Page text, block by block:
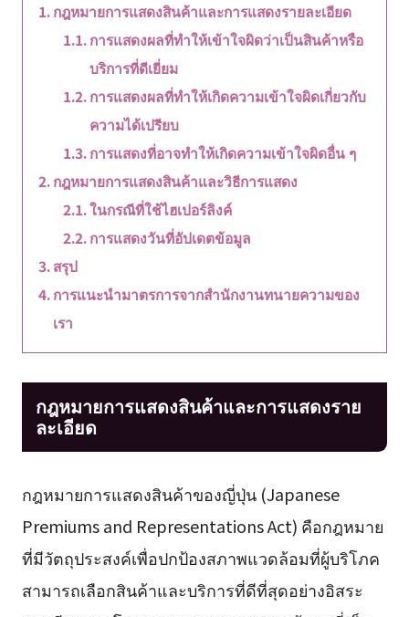
กฎหมายการแสดงสินค้าและการแสดงรายละเอียด
การแสดงผลที่ทำให้เข้าใจผิดว่าเป็นสินค้าหรือ
บริการที่ดีเยี่ยม
การแสดงผลที่ทำให้เกิดความเข้าใจผิดเกี่ยวกับ
ความได้เปรียบ
การแสดงที่อาจทำให้เกิดความเข้าใจผิดอื่น ๆ
กฎหมายการแสดงสินค้าและวิธีการแสดง
ในกรณีที่ใช้ไฮเปอร์ลิงค์
การแสดงวันที่อัปเดตข้อมูล
สรุป
การแนะนำมาตรการจากสำนักงานทนายความของ
เรา
กฎหมายการแสดงสินค้าและการแสดงราย
ละเอียด
กฎหมายการแสดงสินค้าของญี่ปุ่น (Japanese
Premiums and Representations Act) คือกฎหมาย
ที่มีวัตถุประสงค์เพื่อปกป้องสภาพแวดล้อมที่ผู้บริโภค
สามารถเลือกสินค้าและบริการที่ดีที่สุดอย่างอิสระ